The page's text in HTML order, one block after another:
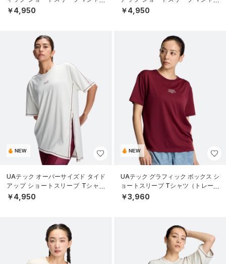
（トレーニング/WOMEN）
￥4,950
（トレーニング/WOMEN）
￥4,950
NEW
UAテック オーバーサイズド タイド
アップ ショートスリーブ Tシャツ
（トレーニング/WOMEN）
￥4,950
NEW
UAテック グラフィック ボックス シ
ョートスリーブ Tシャツ（トレーニ
ング/WOMEN）
￥3,960